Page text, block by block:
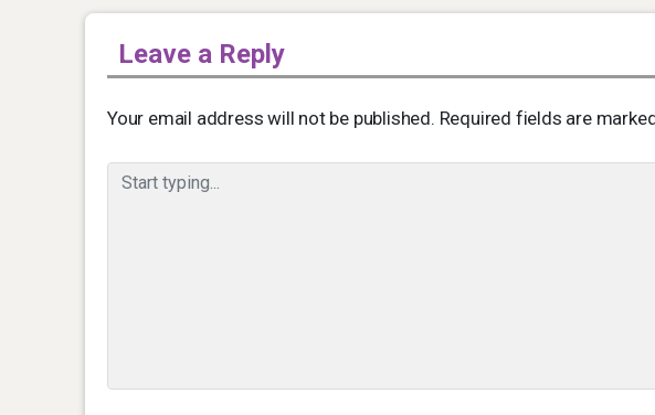
Leave a Reply
Your email address will not be published. Required fields are